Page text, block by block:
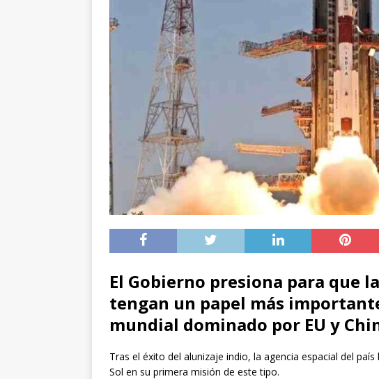
El Gobierno presiona para que
tengan un papel más
mundial dominado por EU y
Tras el éxito del alunizaje indio, la agencia espacial del
Sol en su primera misión de este tipo.